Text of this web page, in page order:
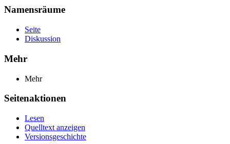
Namensräume
Seite
Diskussion
Mehr
Mehr
Seitenaktionen
Lesen
Quelltext anzeigen
Versionsgeschichte